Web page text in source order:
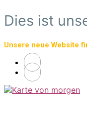
Zum
Hauptinhalt
Dies ist
Unsere neue Website